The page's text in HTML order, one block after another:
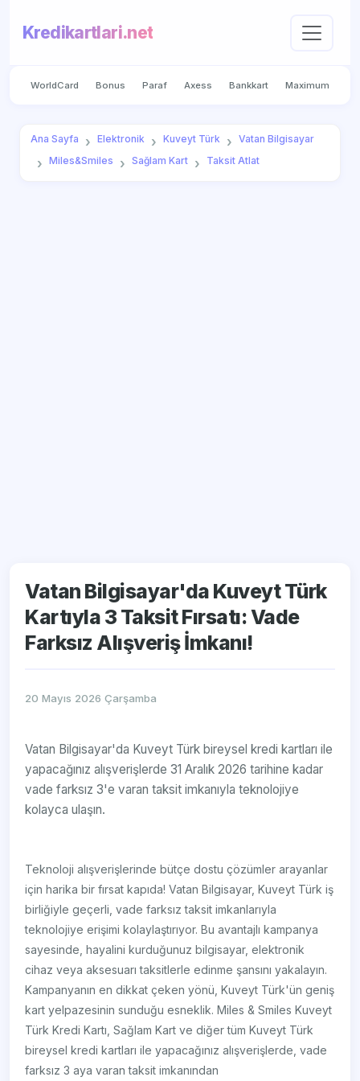
Kredikartlari.net
WorldCard Bonus Paraf Axess Bankkart Maximum
Ana Sayfa Elektronik Kuveyt Türk
Vatan Bilgisayar
Miles&Smiles
Sağlam Kart Taksit Atlat
Vatan Bilgisayar'da Kuveyt Türk
Kartıyla 3 Taksit Fırsatı: Vade
Farksız Alışveriş İmkanı!
20 Mayıs 2026 Çarşamba
Vatan Bilgisayar'da Kuveyt Türk bireysel kredi kartları ile
yapacağınız alışverişlerde 31 Aralık 2026 tarihine kadar
vade farksız 3'e varan taksit imkanıyla teknolojiye
kolayca ulaşın.
Teknoloji alışverişlerinde bütçe dostu çözümler arayanlar
için harika bir fırsat kapıda! Vatan Bilgisayar, Kuveyt Türk iş
birliğiyle geçerli, vade farksız taksit imkanlarıyla
teknolojiye erişimi kolaylaştırıyor. Bu avantajlı kampanya
sayesinde, hayalini kurduğunuz bilgisayar, elektronik
cihaz veya aksesuarı taksitlerle edinme şansını yakalayın.
Kampanyanın en dikkat çeken yönü, Kuveyt Türk'ün geniş
kart yelpazesinin sunduğu esneklik. Miles & Smiles Kuveyt
Türk Kredi Kartı, Sağlam Kart ve diğer tüm Kuveyt Türk
bireysel kredi kartları ile yapacağınız alışverişlerde, vade
farksız 3 aya varan taksit imkanından